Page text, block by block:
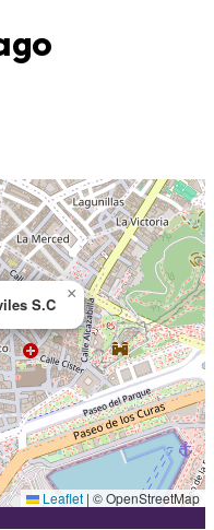
S.C
×
Leaflet | © OpenStreetMap